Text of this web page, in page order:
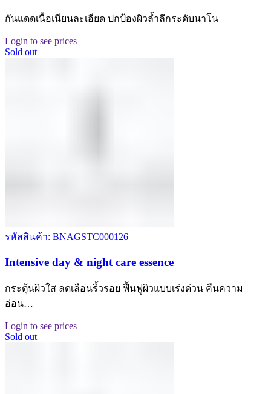
กันแดดเนื้อเนียนละเอียด ปกป้องผิวล้ำลึกระดับนาโน
Login to see prices
Sold out
รหัสสินค้า: BNAGSTC000126
Intensive day & night care essence
กระตุ้นผิวใส ลดเลือนริ้วรอย ฟื้นฟูผิวแบบเร่งด่วน คืนความ
อ่อน…
Login to see prices
Sold out